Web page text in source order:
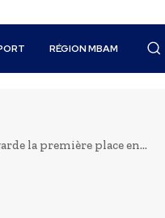
RÉGION MBAM
la première place en...